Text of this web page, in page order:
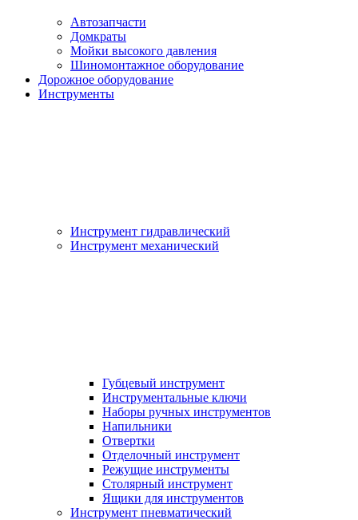
Автозапчасти
Домкраты
Мойки высокого давления
Шиномонтажное оборудование
Дорожное оборудование
Инструменты
Инструмент гидравлический
Инструмент механический
Губцевый инструмент
Инструментальные ключи
Наборы ручных инструментов
Напильники
Отвертки
Отделочный инструмент
Режущие инструменты
Столярный инструмент
Ящики для инструментов
Инструмент пневматический